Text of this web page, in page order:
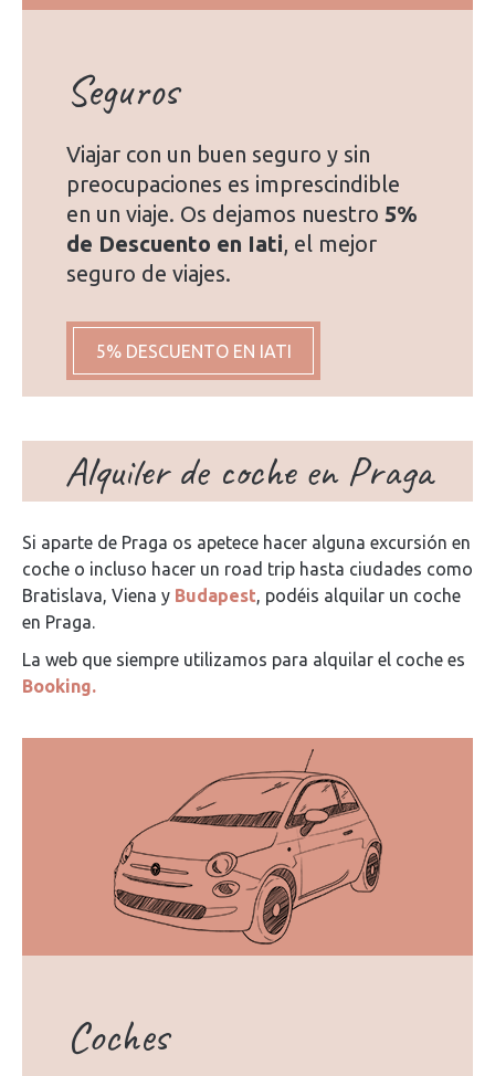
Seguros
Viajar con un buen seguro y sin
preocupaciones es imprescindible
en un viaje. Os dejamos nuestro 5%
de Descuento en Iati, el mejor
seguro de viajes.
5% DESCUENTO EN IATI
Alquiler de coche en Praga
Si aparte de Praga os apetece hacer alguna excursión en
coche o incluso hacer un road trip hasta ciudades como
Bratislava, Viena y Budapest, podéis alquilar un coche
en Praga.
La web que siempre utilizamos para alquilar el coche es
Booking.
Coches